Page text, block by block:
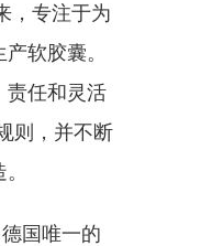
，专注于为
软胶囊。
责任和灵活
则，并不断
德国唯一的